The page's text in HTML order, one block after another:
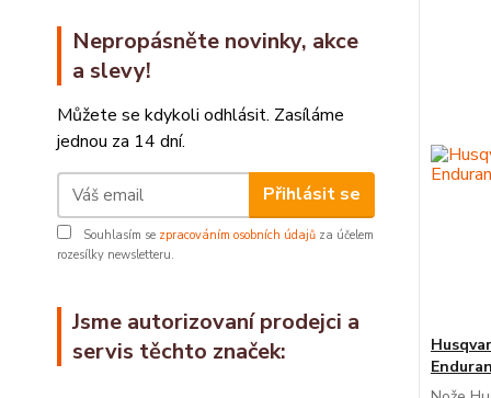
Nepropásněte novinky, akce
a slevy!
Můžete se kdykoli odhlásit. Zasíláme
jednou za 14 dní.
Přihlásit se
Souhlasím se zpracováním osobních údajů za účelem
rozesílky newsletteru.
Jsme autorizovaní prodejci a
servis těchto značek: